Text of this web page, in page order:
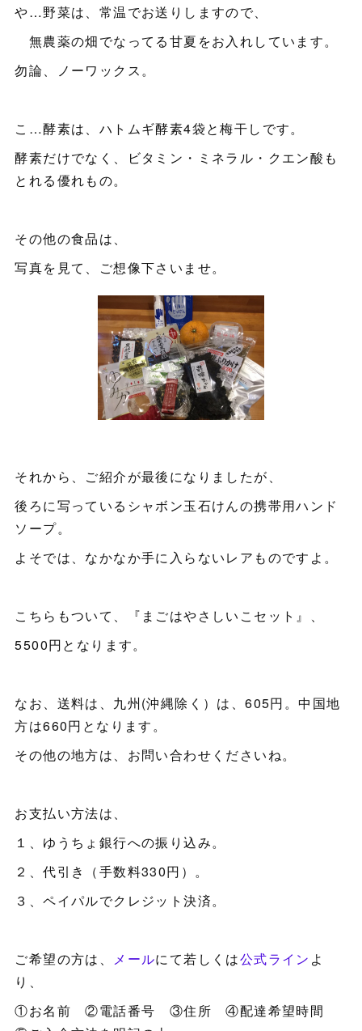
や…野菜は、常温でお送りしますので、
無農薬の畑でなってる甘夏をお入れしています。
勿論、ノーワックス。
こ…酵素は、ハトムギ酵素4袋と梅干しです。
酵素だけでなく、ビタミン・ミネラル・クエン酸も
とれる優れもの。
その他の食品は、
写真を見て、ご想像下さいませ。
それから、ご紹介が最後になりましたが、
後ろに写っているシャボン玉石けんの携帯用ハンド
ソープ。
よそでは、なかなか手に入らないレアものですよ。
こちらもついて、『まごはやさしいこセット』、
5500円となります。
なお、送料は、九州(沖縄除く）は、605円。中国地
方は660円となります。
その他の地方は、お問い合わせくださいね。
お支払い方法は、
１、ゆうちょ銀行への振り込み。
２、代引き（手数料330円）。
３、ペイパルでクレジット決済。
ご希望の方は、 メールにて若しくは公式ライン よ
り、
①お名前 ②電話番号 ③住所 ④配達希望時間